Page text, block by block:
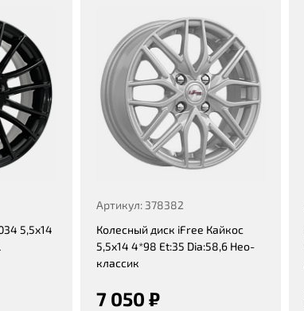
5,5x14
Артикул: 378382
Колесный диск iFree Кайкос
5,5x14 4*98 Et:35 Dia:58,6 Нео-
классик
7 050 ₽